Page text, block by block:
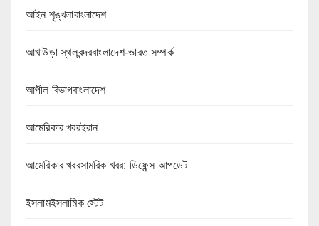
আইন শৃঙ্খলাবাংলাদেশ
আখাউড়া স্থলবন্দরবাংলাদেশ-ভারত সম্পর্ক
আপীল বিভাগবাংলাদেশ
আমেরিকার খবরইরান
আমেরিকার খবরসামরিক খবর: ডিফেন্স আপডেট
ইসলামইসলামিক স্টেট